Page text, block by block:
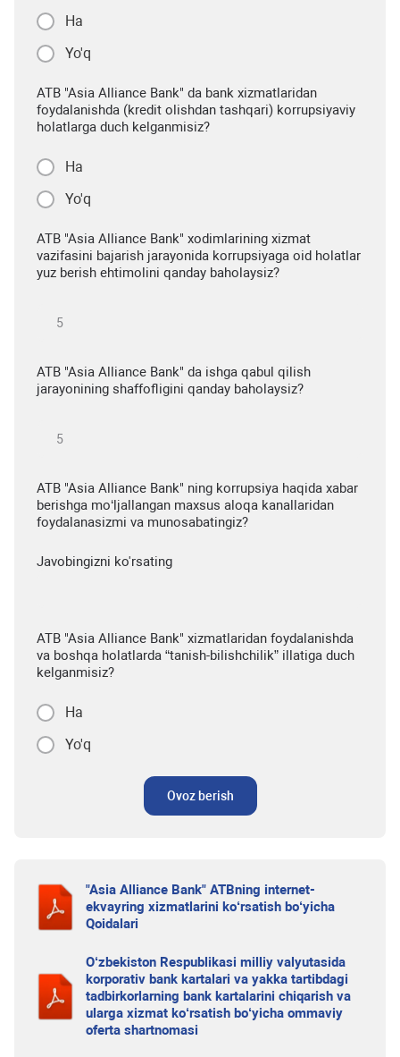
Ha
Yo'q
ATB "Asia Alliance Bank" da bank xizmatlaridan
foydalanishda (kredit olishdan tashqari) korrupsiyaviy
holatlarga duch kelganmisiz?
Ha
Yo'q
ATB "Asia Alliance Bank" xodimlarining xizmat
vazifasini bajarish jarayonida korrupsiyaga oid holatlar
yuz berish ehtimolini qanday baholaysiz?
ATB "Asia Alliance Bank" da ishga qabul qilish
jarayonining shaffofligini qanday baholaysiz?
ATB "Asia Alliance Bank" ning korrupsiya haqida xabar
berishga mo‘ljallangan maxsus aloqa kanallaridan
foydalanasizmi va munosabatingiz?
Javobingizni ko'rsating
ATB "Asia Alliance Bank" xizmatlaridan foydalanishda
va boshqa holatlarda “tanish-bilishchilik” illatiga duch
kelganmisiz?
Ha
Yo'q
Ovoz berish
"Asia Alliance Bank" ATBning internet-
ekvayring xizmatlarini ko‘rsatish bo‘yicha
Qoidalari
O‘zbekiston Respublikasi milliy valyutasida
korporativ bank kartalari va yakka tartibdagi
tadbirkorlarning bank kartalarini chiqarish va
ularga xizmat ko‘rsatish bo‘yicha ommaviy
oferta shartnomasi